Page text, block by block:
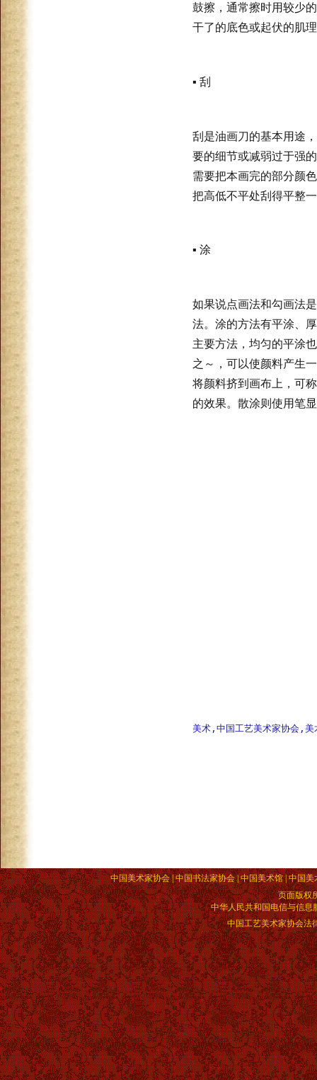
鼓擦，通常擦时用较少
干了的底色或起伏的肌
▪ 刮
刮是油画刀的基本用途
要的细节或减弱过于强
需要把本画完的部分颜
把高低不平处刮得平整
▪ 涂
如果说点画法和勾画法
法。涂的方法有平涂、
主要方法，均匀的平涂
之～，可以使颜料产生
将颜料挤到画布上，可
的效果。散涂则使用笔
美术,中国工艺美术家协会,
中国美术家协会 | 中国书法家协会 | 中国美术馆 | 中国
页面版权
中华人民共和国电信与信息
中国工艺美术家协会法